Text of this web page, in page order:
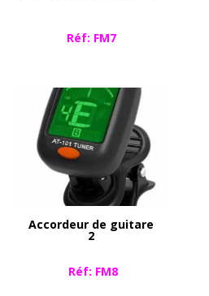
Réf: FM7
Accordeur de guitare
2
Réf: FM8